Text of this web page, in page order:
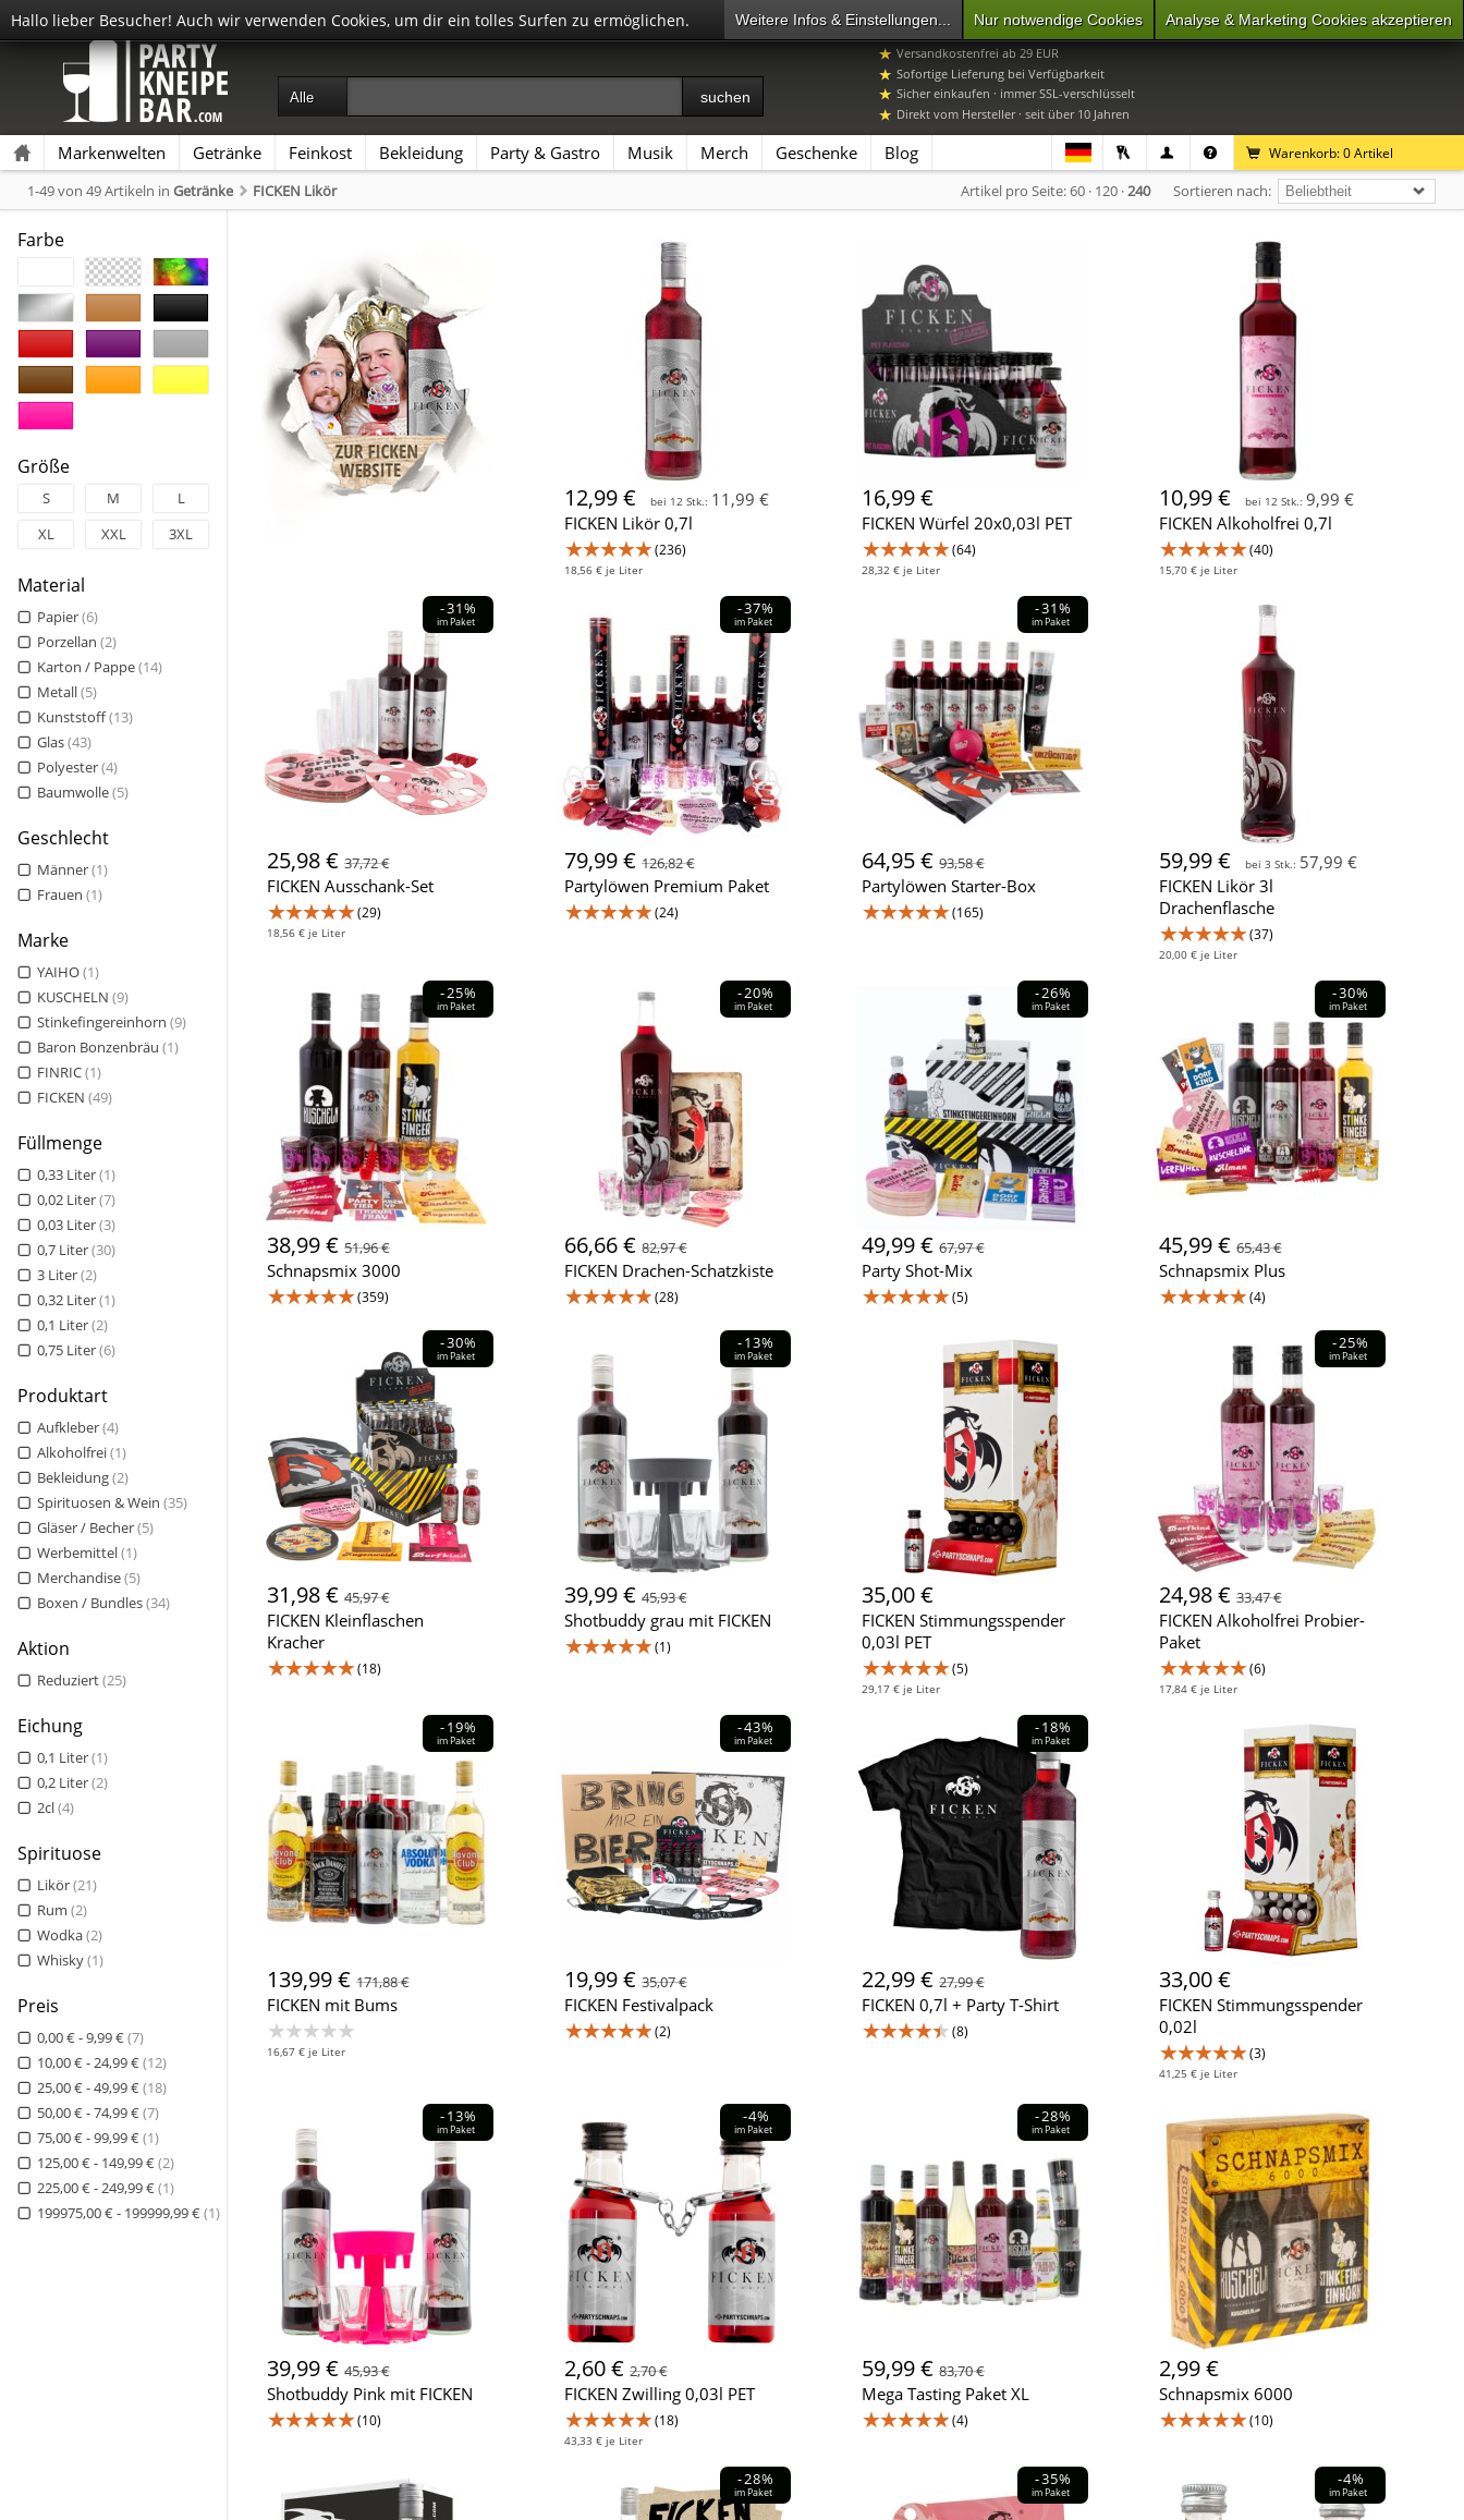
Warenkorb:0Artikel
Markenwelten Getränke Feinkost Bekleidung Party & Gastro Musik Merch Geschenke Blog
07392 96649-0 Mo-Do 9-16 Uhr, Fr 9-15 Uhr
Versandkostenfrei ab 29 EUR
Sofortige Lieferung bei Verfügbarkeit
Sicher einkaufen · immer SSL-verschlüsselt
Direkt vom Hersteller · seit über 10 Jahren
Farbe
Größe
S M
L
XL
XXL 3XL
Material
Papier(6)
Porzellan (2)
Karton / Pappe(14)
Metall(5)
Kunststoff(13)
Glas(43)
Polyester(4)
Baumwolle(5)
Geschlecht
Männer(1)
Frauen (1)
Marke
YAIHO(1)
KUSCHELN (9)
Stinkefingereinhorn (9)
Baron Bonzenbräu (1)
FINRIC(1)
FICKEN (49)
Füllmenge
0,33 Liter(1)
0,02 Liter(7)
0,03 Liter(3)
0,7 Liter(30)
3 Liter(2)
0,32 Liter(1)
0,1 Liter(2)
0,75 Liter(6)
Produktart
Aufkleber(4)
Alkoholfrei(1)
Bekleidung(2)
Spirituosen & Wein (35)
Gläser / Becher(5)
Werbemittel(1)
Merchandise(5)
Boxen / Bundles(34)
Aktion
Reduziert(25)
Eichung
0,1 Liter(1)
0,2 Liter(2)
2cl(4)
Spirituose
Likör(21)
Rum (2)
Wodka(2)
Whisky(1)
Preis
0,00 € - 9,99 €(7)
10,00 € - 24,99 €(12)
25,00 € - 49,99 €(18)
50,00 € - 74,99 €(7)
75,00 € - 99,99 €(1)
125,00 € - 149,99 €(2)
225,00 € - 249,99 €(1)
199975,00 € - 199999,99 €(1)
1-49 von 49 Artikeln in Getränke FICKEN Likör Artikel pro Seite:60 · 120 ·240 Sortieren nach:
12,99 € bei 12 Stk.: 11,99 €
FICKEN Likör 0,7l
★★★★★(236)
18,56 € je Liter
16,99 €
FICKEN Würfel 20x0,03l PET
★★★★★(64)
28,32 € je Liter
10,99 € bei 12 Stk.: 9,99 €
FICKEN Alkoholfrei 0,7l
★★★★★(40)
15,70 € je Liter
-31%
im Paket
25,98 € 37,72 €
FICKEN Ausschank-Set
★★★★★(29)
18,56 € je Liter
-37%
im Paket
79,99 € 126,82 €
Partylöwen Premium Paket
★★★★★(24)
-31%
im Paket
64,95 € 93,58 €
Partylöwen Starter-Box
★★★★★(165)
59,99 € bei 3 Stk.: 57,99 €
FICKEN Likör 3l
Drachenflasche
★★★★★(37)
20,00 € je Liter
-25%
im Paket
38,99 € 51,96 €
Schnapsmix 3000
★★★★★(359)
-20%
im Paket
66,66 € 82,97 €
FICKEN Drachen-Schatzkiste
★★★★★(28)
-26%
im Paket
49,99 € 67,97 €
Party Shot-Mix
★★★★★(5)
-30%
im Paket
45,99 € 65,43 €
Schnapsmix Plus
★★★★★(4)
-30%
im Paket
31,98 € 45,97 €
FICKEN Kleinflaschen
Kracher
★★★★★(18)
-13%
im Paket
39,99 € 45,93 €
Shotbuddy grau mit FICKEN
★★★★★(1)
35,00 €
FICKEN Stimmungsspender
0,03l PET
★★★★★(5)
29,17 € je Liter
-25%
im Paket
24,98 € 33,47 €
FICKEN Alkoholfrei Probier-
Paket
★★★★★(6)
17,84 € je Liter
-19%
im Paket
139,99 € 171,88 €
FICKEN mit Bums
★★★★★
16,67 € je Liter
-43%
im Paket
19,99 € 35,07 €
FICKEN Festivalpack
★★★★★(2)
-18%
im Paket
22,99 € 27,99 €
FICKEN 0,7l + Party T-Shirt
★★★★★(8)
33,00 €
FICKEN Stimmungsspender
0,02l
★★★★★(3)
41,25 € je Liter
-13%
im Paket
39,99 € 45,93 €
Shotbuddy Pink mit FICKEN
★★★★★(10)
-4%
im Paket
2,60 € 2,70 €
FICKEN Zwilling 0,03l PET
★★★★★(18)
43,33 € je Liter
-28%
im Paket
59,99 € 83,70 €
Mega Tasting Paket XL
★★★★★(4)
2,99 €
Schnapsmix 6000
★★★★★(10)
-28%
im Paket
-35%
im Paket
-4%
im Paket
Hallo lieber Besucher! Auch wir verwenden Cookies, um dir ein tolles Surfen zu ermöglichen. Analyse & Marketing Cookies akzeptieren
Nur notwendige Cookies
Weitere Infos & Einstellungen...